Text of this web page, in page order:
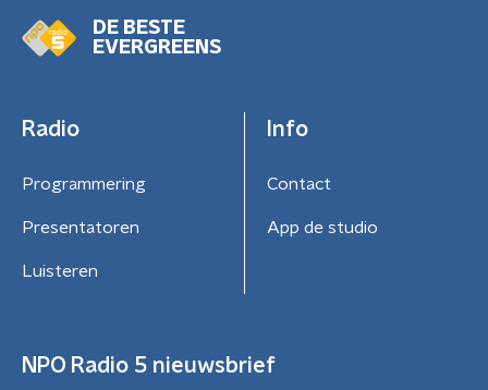
DE BESTE
EVERGREENS
Radio
Programmering
Presentatoren
Luisteren
Info
Contact
App de studio
NPO Radio 5 nieuwsbrief